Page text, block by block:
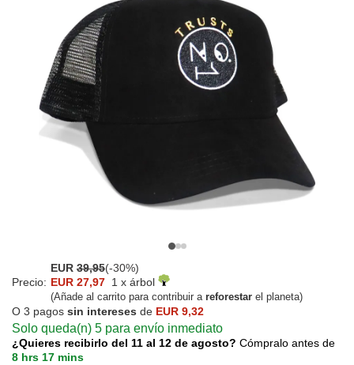
EUR 39,95(-30%)
Precio: EUR 27,97 1 x árbol
(Añade al carrito para contribuir a reforestar el planeta)
O 3 pagos sin intereses de EUR 9,32
Solo queda(n) 5 para envío inmediato
¿Quieres recibirlo del 11 al 12 de agosto? Cómpralo antes de
8 hrs 17 mins